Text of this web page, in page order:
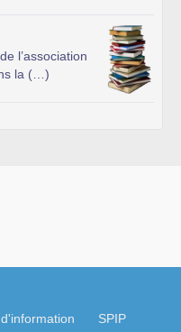
l’association
la (…)
SPIP